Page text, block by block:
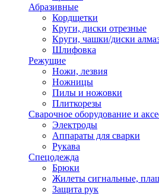
Абразивные
Кордщетки
Круги, диски отрезные
Круги, чашки/диски
Шлифовка
Режущие
Ножи, лезвия
Ножницы
Пилы и ножовки
Плиткорезы
Сварочное оборудование и
Электроды
Аппараты для сварки
Рукава
Спецодежда
Брюки
Жилеты сигнальные,
Защита рук